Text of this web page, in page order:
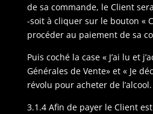
de sa commande, le Client
-soit à cliquer sur le bouton «
procéder au paiement de sa
Puis coché la case « J’ai lu et
Générales de Vente» et « Je
révolu pour acheter de l’alcool.
3.1.4 Afin de payer le Client